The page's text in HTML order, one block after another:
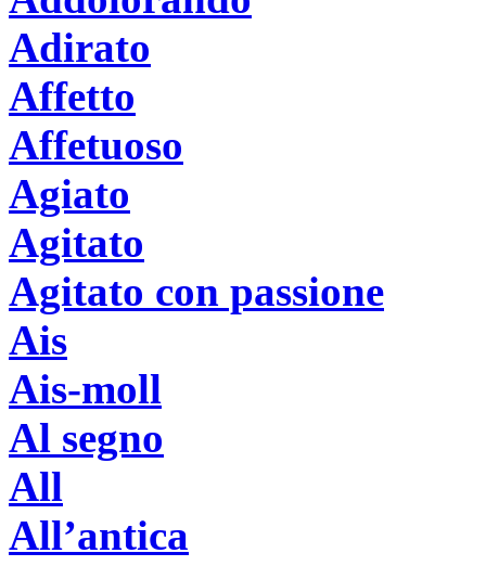
Adirato
Affetto
Affetuoso
Agiato
Agitato
Agitato con passione
Ais
Ais-moll
Al segno
All
All’antica